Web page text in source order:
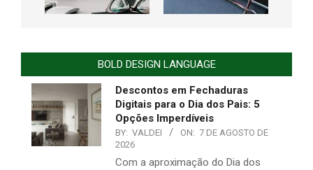
BOLD DESIGN LANGUAGE
Descontos em Fechaduras
Digitais para o Dia dos Pais: 5
Opções Imperdíveis
BY: VALDEI ON: 7 DE AGOSTO DE
2026
Com a aproximação do Dia dos